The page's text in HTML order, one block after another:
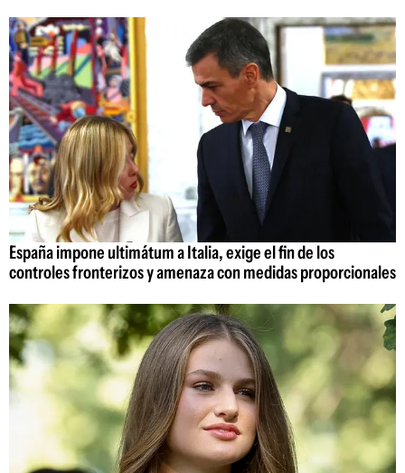
España impone ultimátum a Italia, exige el fin de los
controles fronterizos y amenaza con medidas proporcionales